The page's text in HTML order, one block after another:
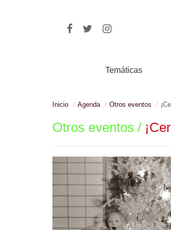
Temáticas
Inicio Agenda Otros eventos
Otros eventos /